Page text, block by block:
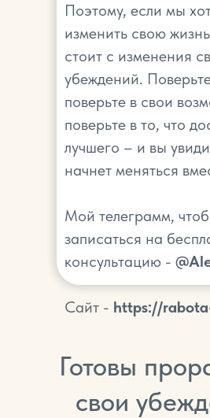
Поэтому, если мы
изменить свою
стоит с изменения
убеждений.
поверьте в свои
поверьте в то, что
лучшего – и вы
начнет меняться
Мой телеграмм,
записаться на
консультацию -
Сайт - https://
Готовы
свои